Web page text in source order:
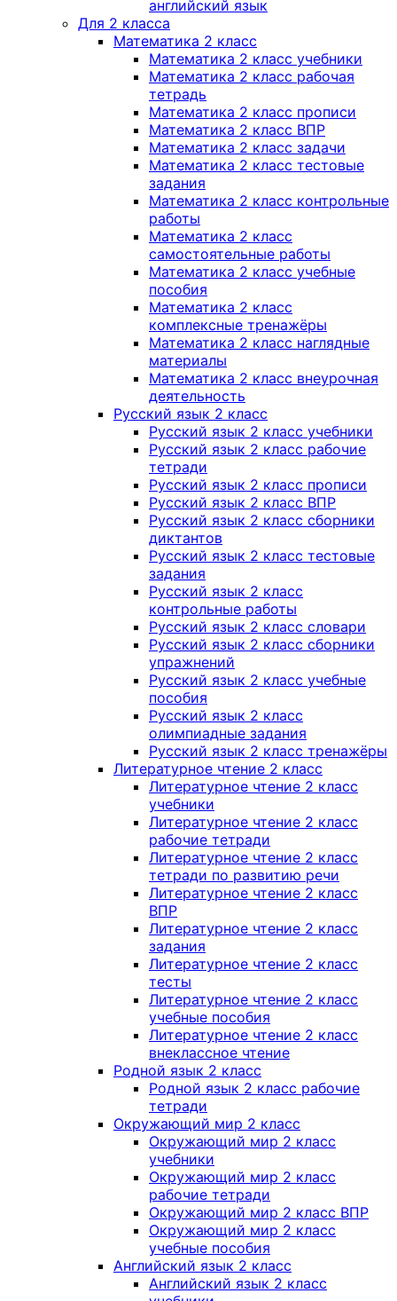
английский язык
Для 2 класса
Математика 2 класс
Математика 2 класс учебники
Математика 2 класс рабочая
тетрадь
Математика 2 класс прописи
Математика 2 класс ВПР
Математика 2 класс задачи
Математика 2 класс тестовые
задания
Математика 2 класс контрольные
работы
Математика 2 класс
самостоятельные работы
Математика 2 класс учебные
пособия
Математика 2 класс
комплексные тренажёры
Математика 2 класс наглядные
материалы
Математика 2 класс внеурочная
деятельность
Русский язык 2 класс
Русский язык 2 класс учебники
Русский язык 2 класс рабочие
тетради
Русский язык 2 класс прописи
Русский язык 2 класс ВПР
Русский язык 2 класс сборники
диктантов
Русский язык 2 класс тестовые
задания
Русский язык 2 класс
контрольные работы
Русский язык 2 класс словари
Русский язык 2 класс сборники
упражнений
Русский язык 2 класс учебные
пособия
Русский язык 2 класс
олимпиадные задания
Русский язык 2 класс тренажёры
Литературное чтение 2 класс
Литературное чтение 2 класс
учебники
Литературное чтение 2 класс
рабочие тетради
Литературное чтение 2 класс
тетради по развитию речи
Литературное чтение 2 класс
ВПР
Литературное чтение 2 класс
задания
Литературное чтение 2 класс
тесты
Литературное чтение 2 класс
учебные пособия
Литературное чтение 2 класс
внеклассное чтение
Родной язык 2 класс
Родной язык 2 класс рабочие
тетради
Окружающий мир 2 класс
Окружающий мир 2 класс
учебники
Окружающий мир 2 класс
рабочие тетради
Окружающий мир 2 класс ВПР
Окружающий мир 2 класс
учебные пособия
Английский язык 2 класс
Английский язык 2 класс